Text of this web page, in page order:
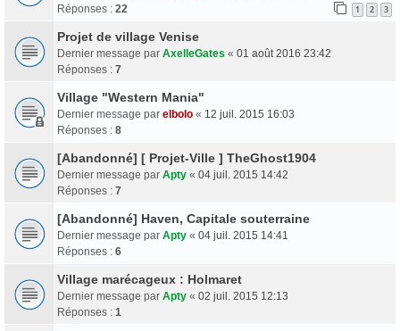
Réponses : 22 1 2 3
Projet de village Venise
Dernier message par AxelleGates « 01 août 2016 23:42
Réponses : 7
Village "Western Mania"
Dernier message par elbolo « 12 juil. 2015 16:03
Réponses : 8
[Abandonné] [ Projet-Ville ] TheGhost1904
Dernier message par Apty « 04 juil. 2015 14:42
Réponses : 7
[Abandonné] Haven, Capitale souterraine
Dernier message par Apty « 04 juil. 2015 14:41
Réponses : 6
Village marécageux : Holmaret
Dernier message par Apty « 02 juil. 2015 12:13
Réponses : 1